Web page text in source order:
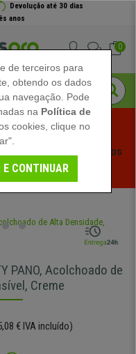
Devolução até 30 dias
anos
0
Cadeiraspro! Descontos
- Ver Promoção
PANO, Acolchoado de
Creme
€ IVA incluído)
de terceiros para
obtendo os dados
navegação. Pode
na Política de
cookies, clique no
E CONTINUAR